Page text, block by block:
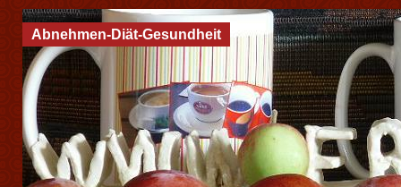
Abnehmen-Diät-Gesundheit